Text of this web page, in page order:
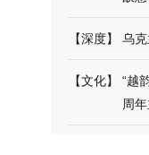
【深度】 乌
【文化】
“越
周